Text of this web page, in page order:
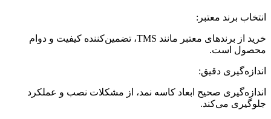
انتخاب برند معتبر:
خرید از برندهای معتبر مانند TMS، تضمین‌کننده کیفیت و دوام
محصول است.
اندازه‌گیری دقیق:
اندازه‌گیری صحیح ابعاد کاسه نمد، از مشکلات نصب و عملکرد
جلوگیری می‌کند.